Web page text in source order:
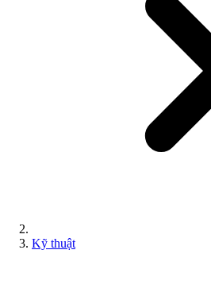
Kỹ thuật